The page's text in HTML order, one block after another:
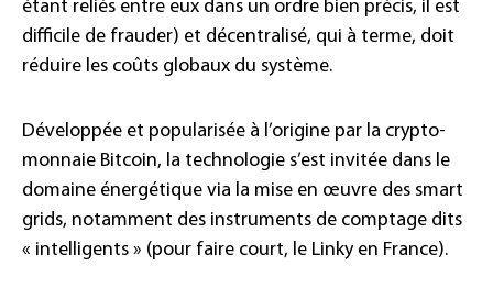
étant reliés entre eux dans un ordre bien précis, il est
difficile de frauder) et décentralisé, qui à terme, doit
réduire les coûts globaux du système.
Développée et popularisée à l’origine par la crypto-
monnaie Bitcoin, la technologie s’est invitée dans le
domaine énergétique via la mise en œuvre des smart
grids, notamment des instruments de comptage dits
« intelligents » (pour faire court, le Linky en France).